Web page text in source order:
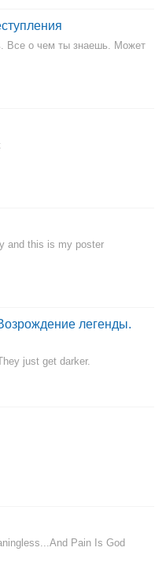
Все о чем ты знаешь. Может
and this is my poster
легенды.
just get darker.
Pain Is God